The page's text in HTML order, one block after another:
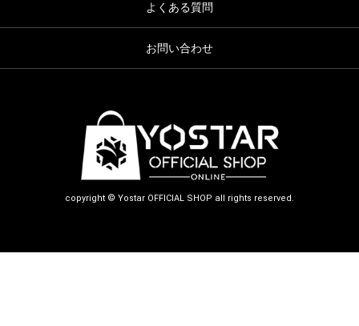
よくある質問
お問い合わせ
copyright © Yostar OFFICIAL SHOP all rights reserved.